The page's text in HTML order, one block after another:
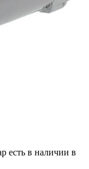
есть в наличии в